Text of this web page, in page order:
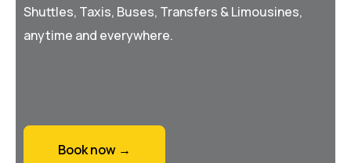
Shuttles, Taxis, Buses, Transfers & Limousines,
anytime and everywhere.
Book now →